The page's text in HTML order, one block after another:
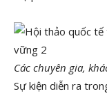
Các chuyên gia,
Sự kiện diễn ra